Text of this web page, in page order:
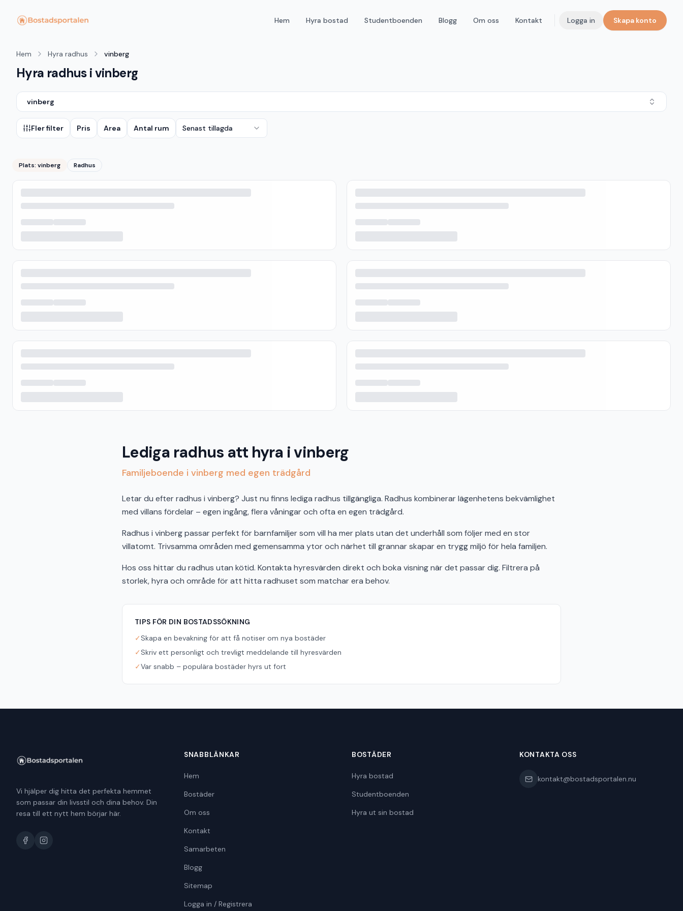
Hem Hyra bostad Studentboenden Blogg Om oss Kontakt Logga in Skapa konto
Hem Hyra radhus vinberg
Hyra radhus i vinberg
vinberg
Fler filter Pris Area Antal rum Senast tillagda
Plats: vinberg Radhus
Lediga radhus att hyra i vinberg
Familjeboende i vinberg med egen trädgård
Letar du efter radhus i vinberg? Just nu finns lediga radhus tillgängliga. Radhus kombinerar lägenhetens bekvämlighet
med villans fördelar – egen ingång, flera våningar och ofta en egen trädgård.
Radhus i vinberg passar perfekt för barnfamiljer som vill ha mer plats utan det underhåll som följer med en stor
villatomt. Trivsamma områden med gemensamma ytor och närhet till grannar skapar en trygg miljö för hela familjen.
Hos oss hittar du radhus utan kötid. Kontakta hyresvärden direkt och boka visning när det passar dig. Filtrera på
storlek, hyra och område för att hitta radhuset som matchar era behov.
TIPS FÖR DIN BOSTADSSÖKNING
✓Skapa en bevakning för att få notiser om nya bostäder
✓Skriv ett personligt och trevligt meddelande till hyresvärden
✓Var snabb – populära bostäder hyrs ut fort
Vi hjälper dig hitta det perfekta hemmet
som passar din livsstil och dina behov. Din
resa till ett nytt hem börjar här.
SNABBLÄNKAR
Hem
Bostäder
Om oss
Kontakt
Samarbeten
Blogg
Sitemap
Logga in / Registrera
BOSTÄDER
Hyra bostad
Studentboenden
Hyra ut sin bostad
KONTAKTA OSS
kontakt@bostadsportalen.nu